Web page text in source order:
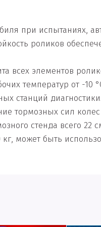
при испытаниях,
роликов
всех элементов
температур от -10
станций диагностики.
тормозных сил
стенда всего
кг, может быть